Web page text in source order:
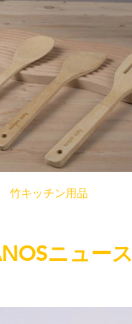
竹キッチン用品
ニュース